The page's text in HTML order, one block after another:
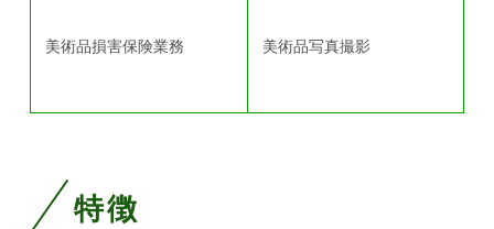
美術品損害保険業務 美術品写真撮影
特徴